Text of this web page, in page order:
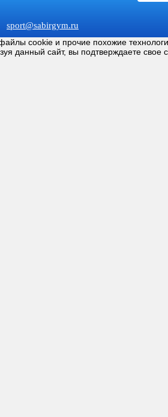
sport@sabirgym.ru
cookie и прочие похожие
данный сайт, вы подтверждаете свое